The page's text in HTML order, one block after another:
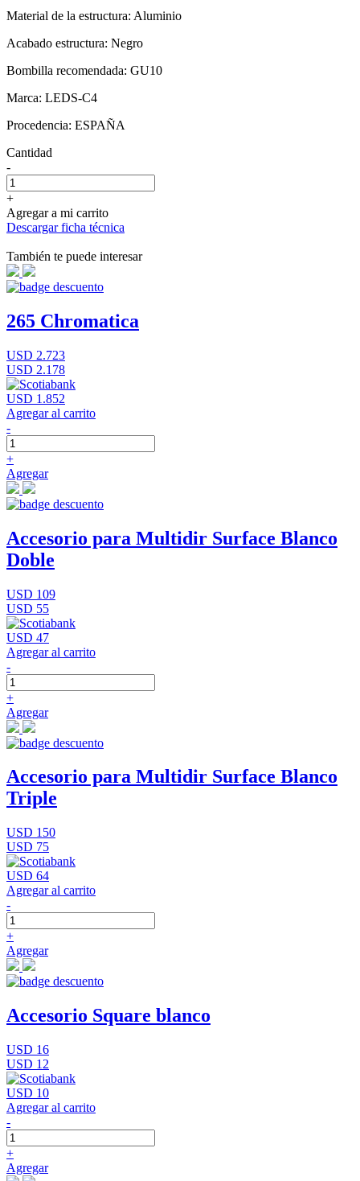
Material de la estructura: Aluminio
Acabado estructura: Negro
Bombilla recomendada: GU10
Marca: LEDS-C4
Procedencia: ESPAÑA
Cantidad
-
+
Agregar a mi carrito
Descargar ficha técnica
También te puede interesar
265 Chromatica
USD 2.723
USD 2.178
USD 1.852
Agregar al carrito
-
+
Agregar
Accesorio para Multidir Surface Blanco
Doble
USD 109
USD 55
USD 47
Agregar al carrito
-
+
Agregar
Accesorio para Multidir Surface Blanco
Triple
USD 150
USD 75
USD 64
Agregar al carrito
-
+
Agregar
Accesorio Square blanco
USD 16
USD 12
USD 10
Agregar al carrito
-
+
Agregar